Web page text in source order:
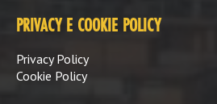
PRIVACY E COOKIE POLICY
Privacy Policy
Cookie Policy